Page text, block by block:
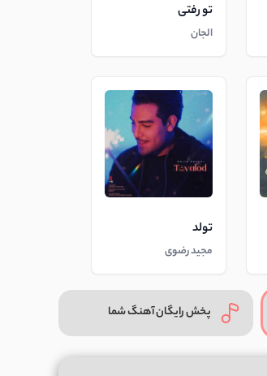
تو رفتی
الجان
تولد
مجید رضوی
پخش رایگان آهنگ شما